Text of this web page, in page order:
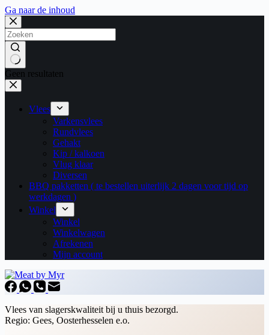
Ga naar de inhoud
Geen resultaten
Vlees
Varkensvlees
Rundvlees
Gehakt
Kip / kalkoen
Vlug klaar
Diversen
BBQ pakketten ( te bestellen uiterlijk 2 dagen voor tijd op
werkdagen )
Winkel
Winkel
Winkelwagen
Afrekenen
Mijn account
Vlees van slagerskwaliteit bij u thuis bezorgd.
Regio: Gees, Oosterhesselen e.o.